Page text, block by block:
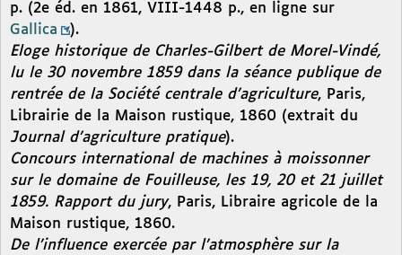
p. (2e éd. en 1861, VIII-1448 p., en ligne sur
Gallica
).
Eloge historique de Charles-Gilbert de Morel-Vindé,
lu le 30 novembre 1859 dans la séance publique de
rentrée de la Société centrale d’agriculture, Paris,
Librairie de la Maison rustique, 1860 (extrait du
Journal d’agriculture pratique).
Concours international de machines à moissonner
sur le domaine de Fouilleuse, les 19, 20 et 21 juillet
1859. Rapport du jury, Paris, Libraire agricole de la
Maison rustique, 1860.
De l’influence exercée par l’atmosphère sur la